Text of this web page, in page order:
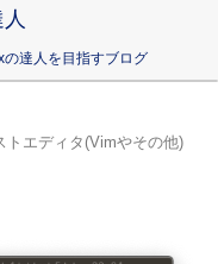
の達人を目指すブログ
トエディタ(Vimやその他)